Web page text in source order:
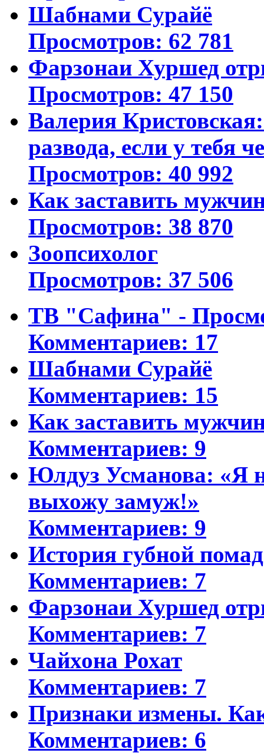
Шабнами Сурайё
Просмотров: 62 781
Фарзонаи Хуршед
Просмотров: 47 150
Валерия
развода, если у тебя
Просмотров: 40 992
Как заставить
Просмотров: 38 870
Зоопсихолог
Просмотров: 37 506
ТВ "Сафина" -
Комментариев: 17
Шабнами Сурайё
Комментариев: 15
Как заставить
Комментариев: 9
Юлдуз Усманова: «Я
выхожу замуж!»
Комментариев: 9
История губной
Комментариев: 7
Фарзонаи Хуршед
Комментариев: 7
Чайхона Рохат
Комментариев: 7
Признаки измены.
Комментариев: 6